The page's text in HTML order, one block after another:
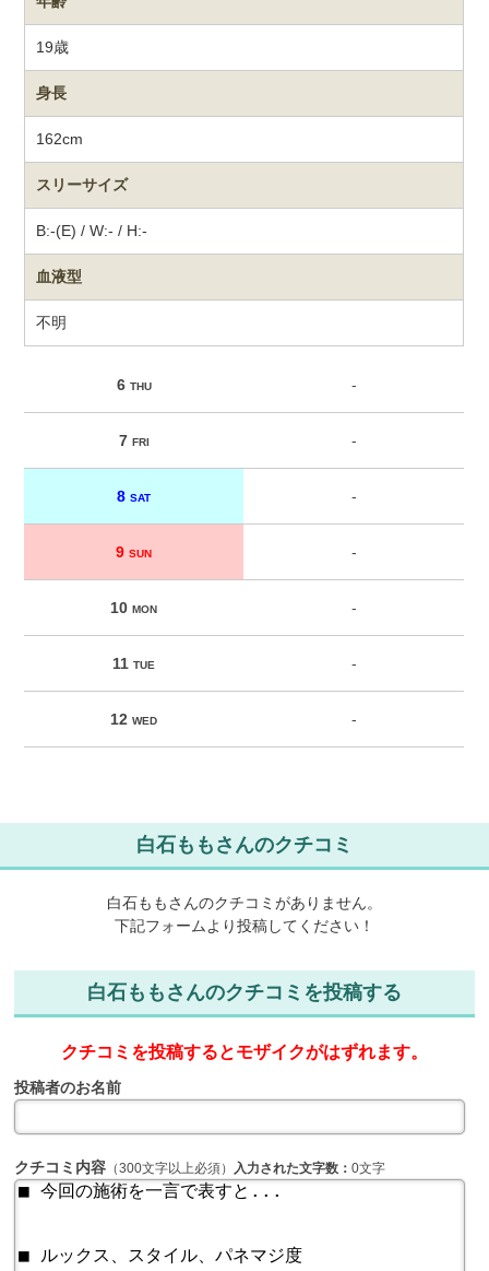
19歳
身長
162cm
スリーサイズ
B:-(E) / W:- / H:-
血液型
不明
6 THU -
7 FRI -
8SAT -
9SUN -
10MON -
11TUE -
12WED -
白石ももさんのクチコミ
白石ももさんのクチコミがありません。
下記フォームより投稿してください！
白石ももさんのクチコミを投稿する
クチコミを投稿するとモザイクがはずれます。
投稿者のお名前
クチコミ内容 （300文字以上必須） 入力された文字数：0文字